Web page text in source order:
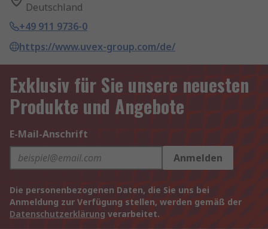
Deutschland
+49 911 9736-0
https://www.uvex-group.com/de/
Exklusiv für Sie unsere neuesten
Produkte und Angebote
E-Mail-Anschrift
Anmelden
Die personenbezogenen Daten, die Sie uns bei
Anmeldung zur Verfügung stellen, werden gemäß der
Datenschutzerklärung verarbeitet.